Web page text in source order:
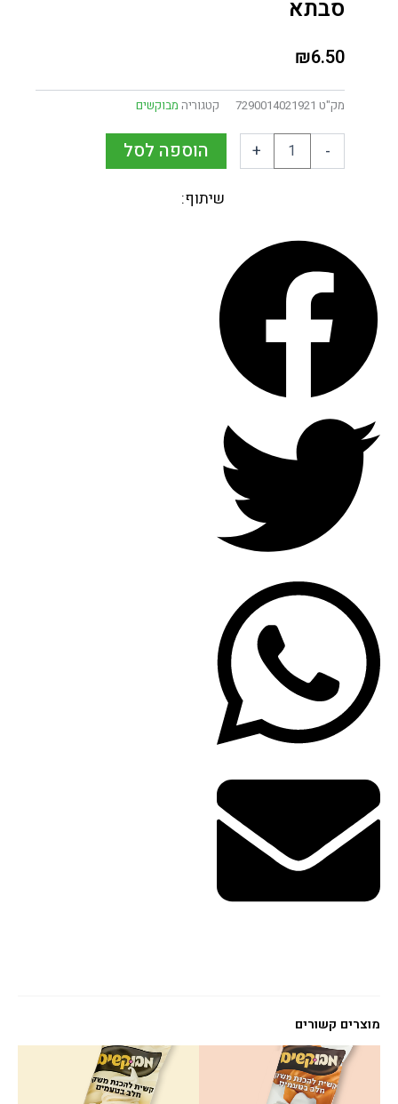
סבתא
₪6.50
מק"ט7290014021921 קטגוריהמבוקשים
הוספה לסל
שיתוף:
מוצרים קשורים